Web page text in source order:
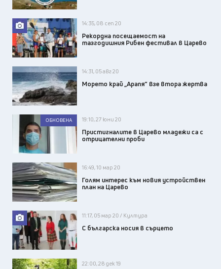
14:35, 08 сеп 20
Рекордна посещаемост на
тазгодишния Рибен фестивал в Царево
14:31, 05 авг 20
Морето край „Арапя“ взе втора жертва
ОБНОВЕНА 19:10, 27 юни 20
Пристигналите в Царево младежи са с
отрицателни проби
16:49, 10 мар 20
Голям интерес към новия устройствен
план на Царево
11:17, 05 мар 20 / Култура
С българска носия в сърцето
22:00, 28 дек 19